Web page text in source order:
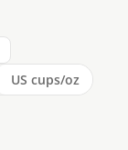
US cups/oz